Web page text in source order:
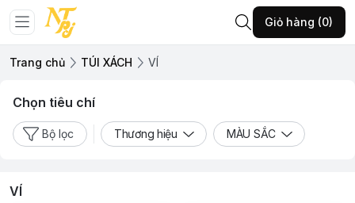
Giỏ hàng (0)
Trang chủ TÚI XÁCH VÍ
Chọn tiêu chí
Bộ lọc Thương hiệu MÀU SẮC
VÍ